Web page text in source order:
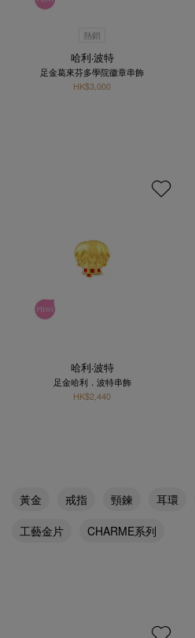
熱銷
哈利‧波特
足金葛來芬多學院徽章串飾
HK$3,000
哈利‧波特
足金哈利．波特串飾
HK$2,440
黃金 戒指 頸鍊 耳環
工藝金片
CHARME系列